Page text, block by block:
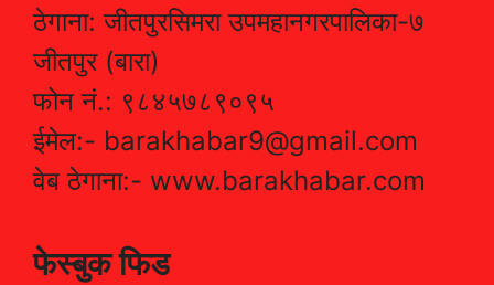
ठेगाना: जीतपुरसिमरा उपमहानगरपालिका-७
जीतपुर (बारा)
फोन नं.: ९८४५७८९०९५
ईमेल:- barakhabar9@gmail.com
वेब ठेगाना:- www.barakhabar.com
फेस्बुक फिड